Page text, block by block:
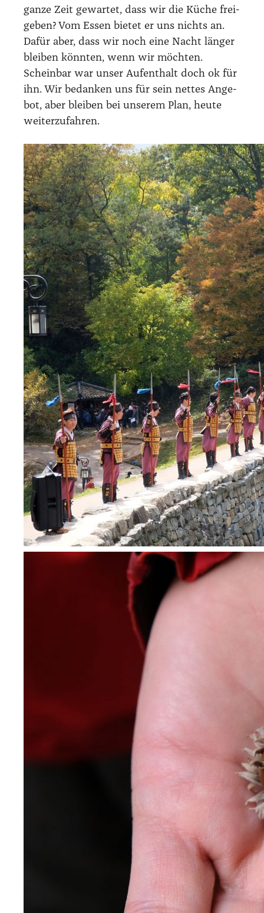
gan­ze Zeit gewar­tet, dass wir die Küche frei­
ge­ben? Vom Essen bie­tet er uns nichts an.
Dafür aber, dass wir noch eine Nacht län­ger
blei­ben könn­ten, wenn wir möch­ten.
Schein­bar war unser Auf­ent­halt doch ok für
ihn. Wir bedan­ken uns für sein net­tes Ange­
bot, aber blei­ben bei unse­rem Plan, heu­te
wei­ter­zu­fah­ren.